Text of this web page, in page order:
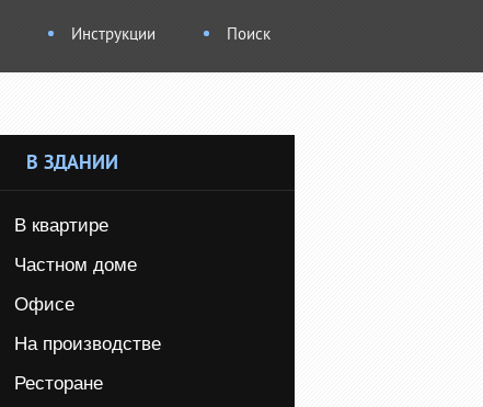
Инструкции Поиск
В ЗДАНИИ
В квартире
Частном доме
Офисе
На производстве
Ресторане